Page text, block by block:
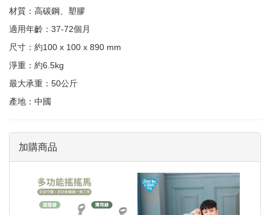
材質：高碳鋼、塑膠
適用年齡：37-72個月
尺寸：約100 x 100 x 890 mm
淨重：約6.5kg
最大承重：50公斤
產地：中國
加購商品